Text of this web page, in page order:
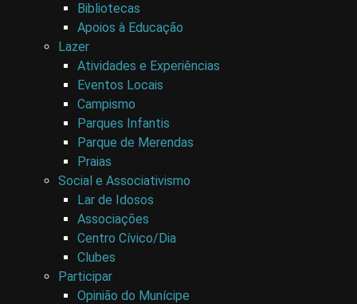
Bibliotecas
Apoios à Educação
Lazer
Atividades e Experiências
Eventos Locais
Campismo
Parques Infantis
Parque de Merendas
Praias
Social e Associativismo
Lar de Idosos
Associações
Centro Cívico/Dia
Clubes
Participar
Opinião do Munícipe